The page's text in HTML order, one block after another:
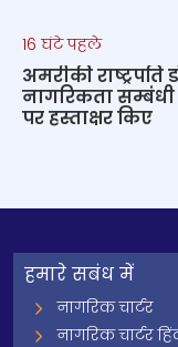
16 घंटे पहले
अमरीकी राष्ट्रपति
नागरिकता सम्बंधी
पर हस्ताक्षर किए
हमारे सबंध में
नागरिक चार्टर
नागरिक चार्टर